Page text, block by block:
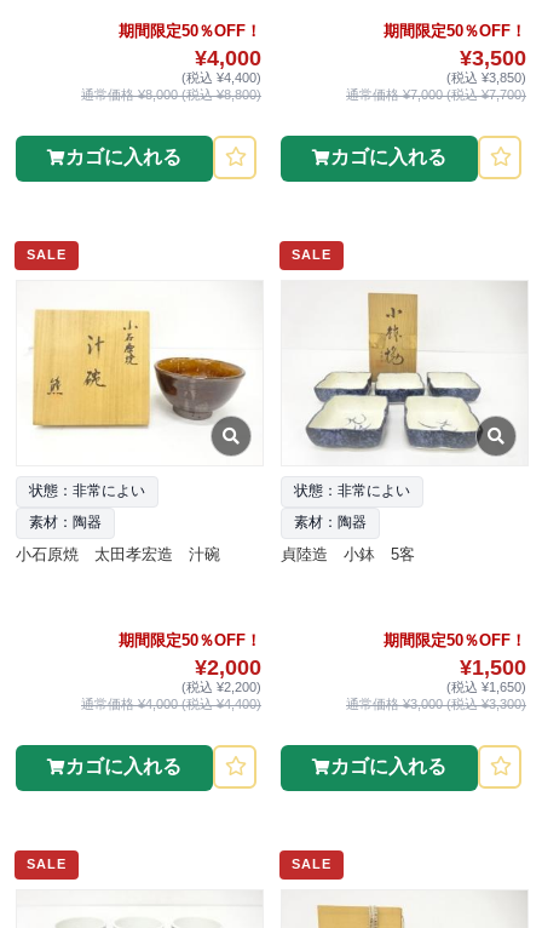
期間限定50％OFF！
¥4,000
(税込 ¥4,400)
通常価格 ¥8,000 (税込 ¥8,800)
カゴに入れる
期間限定50％OFF！
¥3,500
(税込 ¥3,850)
通常価格 ¥7,000 (税込 ¥7,700)
カゴに入れる
SALE
状態：非常によい
素材：陶器
小石原焼 太田孝宏造 汁碗
期間限定50％OFF！
¥2,000
(税込 ¥2,200)
通常価格 ¥4,000 (税込 ¥4,400)
カゴに入れる
SALE
状態：非常によい
素材：陶器
貞陸造 小鉢 5客
期間限定50％OFF！
¥1,500
(税込 ¥1,650)
通常価格 ¥3,000 (税込 ¥3,300)
カゴに入れる
SALE SALE